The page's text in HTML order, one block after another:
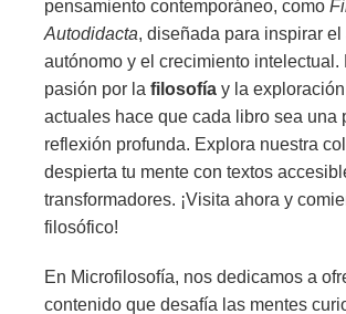
pensamiento contemporáneo, como
Autodidacta, diseñada para inspirar
autónomo y el crecimiento intelectual.
pasión por la filosofía y la
actuales hace que cada libro sea una
reflexión profunda. Explora nuestra
despierta tu mente con textos
transformadores. ¡Visita ahora y
filosófico!
En Microfilosofía, nos dedicamos a
contenido que desafía las mentes